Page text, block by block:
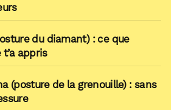
du diamant) : ce que
appris
(posture de la grenouille) : sans